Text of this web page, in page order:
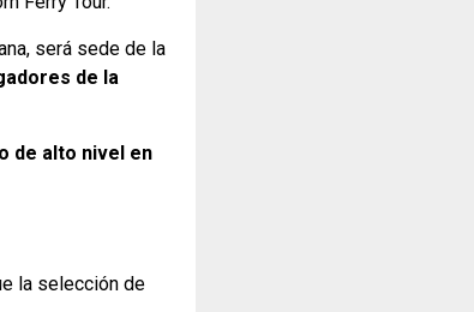
será sede de la
de la
de alto nivel en
la selección de